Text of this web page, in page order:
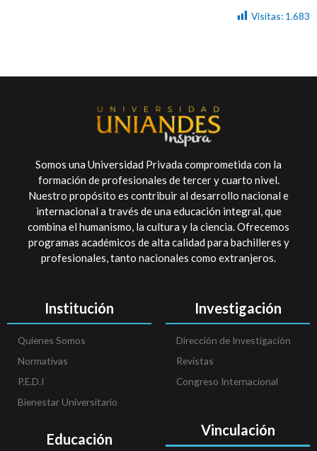
Visitas: 1.683
Somos una Universidad Privada comprometida con la
formación de profesionales de tercer y cuarto nivel.
Nuestro propósito es contribuir al desarrollo nacional e
internacional a través de una educación integral, que
combina el humanismo, la cultura y la ciencia. Ofrecemos
programas académicos de alta calidad para bachilleres y
profesionales, tanto nacionales como extranjeros.
Institución
Quienes Somos
Normativas
P.E.D.I
Bienestar Universitario
Educación
Investigación
Dirección de Investigación
Revistas
Congreso Internacional
Vinculación